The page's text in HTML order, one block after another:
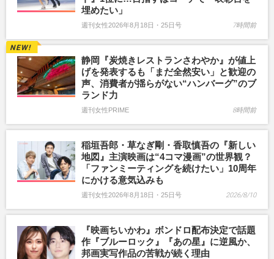
埋めたい」
週刊女性2026年8月18日・25日号 7時間前
静岡『炭焼きレストランさわやか』が値上
げを発表するも「まだ全然安い」と歓迎の
声、消費者が揺らがない“ハンバーグ”のブ
ランド力
週刊女性PRIME 8時間前
稲垣吾郎・草なぎ剛・香取慎吾の『新しい
地図』主演映画は“4コマ漫画”の世界観？
「ファンミーティングを続けたい」10周年
にかける意気込みも
週刊女性2026年8月18日・25日号 2026/8/10
『映画ちいかわ』ボンドロ配布決定で話題
作『ブルーロック』『あの星』に逆風か、
邦画実写作品の苦戦が続く理由